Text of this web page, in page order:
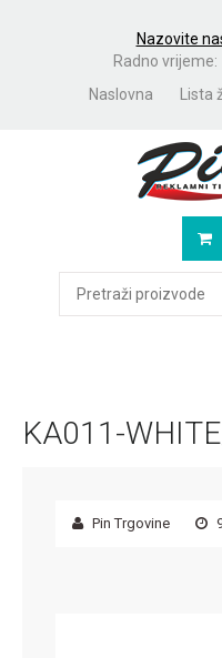
Nazovite
Radno
Naslovna
Lista
KA011-
Pin Trgovine